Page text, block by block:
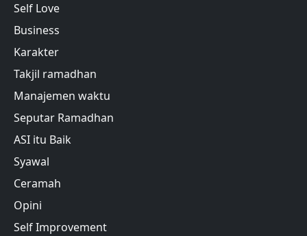
Self Love
Business
Karakter
Takjil ramadhan
Manajemen waktu
Seputar Ramadhan
ASI itu Baik
Syawal
Ceramah
Opini
Self Improvement